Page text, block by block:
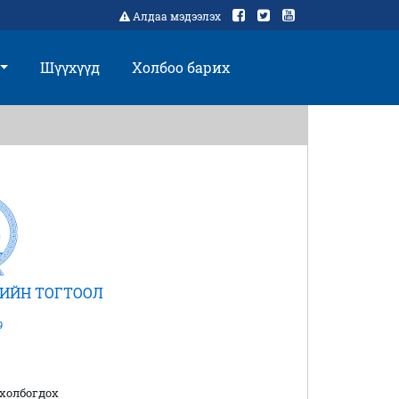
Алдаа мэдээлэх
Шүүхүүд Холбоо барих
ТОГТООЛ